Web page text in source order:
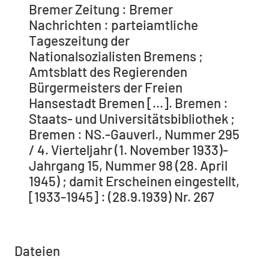
Bremer Zeitung : Bremer
Nachrichten : parteiamtliche
Tageszeitung der
Nationalsozialisten Bremens ;
Amtsblatt des Regierenden
Bürgermeisters der Freien
Hansestadt Bremen [...]. Bremen :
Staats- und Universitätsbibliothek ;
Bremen : NS.-Gauverl., Nummer 295
/ 4. Vierteljahr (1. November 1933)-
Jahrgang 15, Nummer 98 (28. April
1945) ; damit Erscheinen eingestellt,
[1933-1945] : (28.9.1939) Nr. 267
Dateien